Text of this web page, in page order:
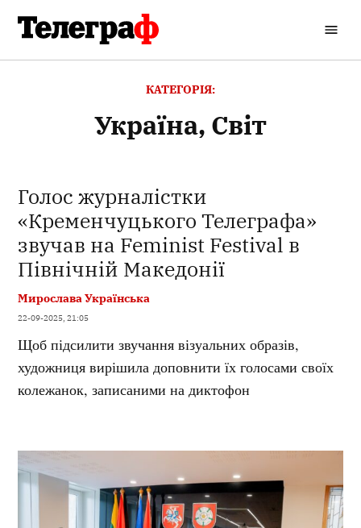
вмісту
Телеграф
КАТЕГОРІЯ:
Україна, Світ
Голос журналістки
«Кременчуцького Телеграфа»
звучав на Feminist Festival в
Північній Македонії
Мирослава Українська
22-09-2025, 21:05
Щоб підсилити звучання візуальних образів,
художниця вирішила доповнити їх голосами своїх
колежанок, записаними на диктофон